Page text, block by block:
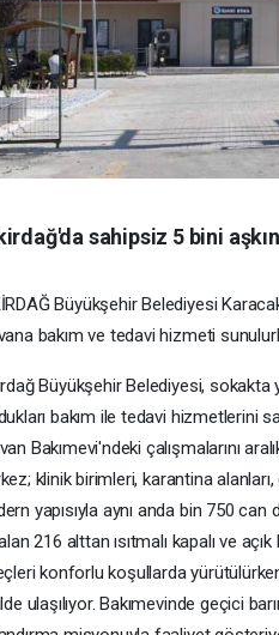
sahipsiz 5 bini
Büyükşehir Belediyesi
bakım ve tedavi hizmeti
Büyükşehir Belediyesi, sokakta
bakım ile tedavi hizmetlerini
Bakımevi'ndeki çalışmalarını
klinik birimleri, karantina
yapısıyla aynı anda bin 750
216 alttan ısıtmalı kapalı ve
konforlu koşullarda
ulaşılıyor. Bakımevinde geçici